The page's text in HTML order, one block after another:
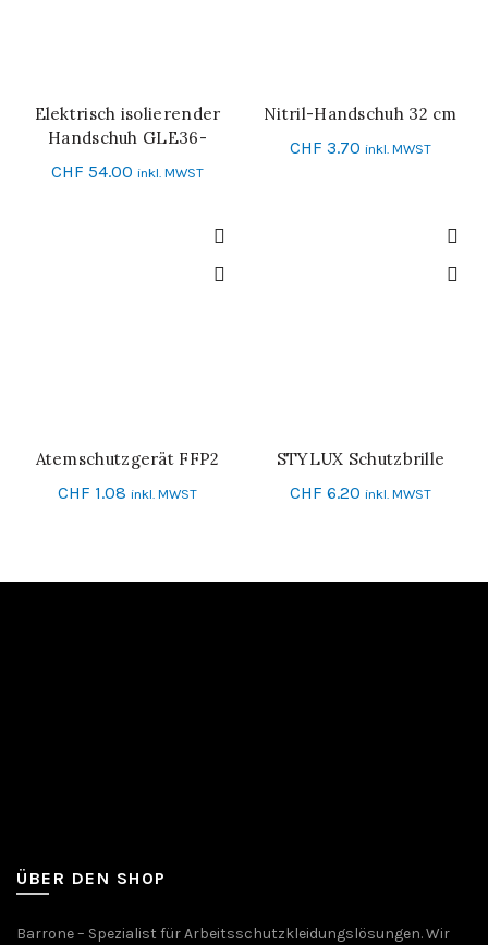
SCHNELL-EINKAUF
Elektrisch isolierender
Handschuh GLE36-
00_CLASS 00
CHF 54.00 inkl. MWST
SCHNELL-EINKAUF
Nitril-Handschuh 32 cm
CHF 3.70 inkl. MWST
IN DEN WARENKORB
Atemschutzgerät FFP2
CHF 1.08 inkl. MWST
IN DEN WARENKORB
STYLUX Schutzbrille
CHF 6.20 inkl. MWST
ÜBER DEN SHOP
Barrone – Spezialist für Arbeitsschutzkleidungslösungen. Wir